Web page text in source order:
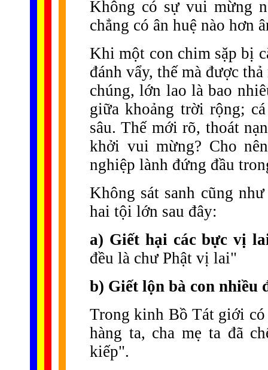
Không có sự vui mừng
chẳng có ân huệ nào hơn
Khi một con chim sặp bị
đánh vẩy, thế mà được
chúng, lớn lao là bao
giữa khoảng trời rộng;
sâu. Thế mới rõ, thoát
khởi vui mừng? Cho
nghiệp lành đứng đầu
Không sát sanh cũng
hai tội lớn sau đây:
a) Giết hại các bực vị
đều là chư Phật vị lai"
b) Giết lộn bà con nhiều
Trong kinh Bồ Tát giới
hàng ta, cha mẹ ta đã
kiếp".